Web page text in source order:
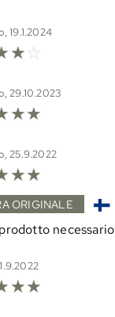
19.1.2024
☆☆
29.10.2023
☆☆
25.9.2022
☆☆
ORIGINALE
necessario
☆☆